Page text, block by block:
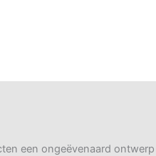
een ongeëvenaard ontwerp